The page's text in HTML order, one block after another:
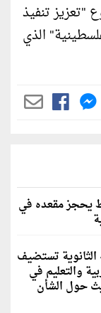
تنفيذ
الأرض الفلسطينية" الذي
يحجز مقعده في
تستضيف
والتعليم في
حول الشأن